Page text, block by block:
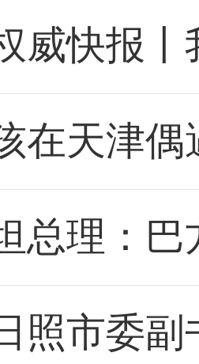
威快报
在天津
总理：
照市委